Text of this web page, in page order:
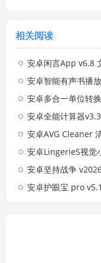
相关阅读
安卓闲言App v6.8
安卓智能有声书播
安卓多合一单位转
安卓全能计算器
安卓AVG Cleaner
安卓LingerieS视觉
安卓坚持战争
安卓护眼宝 pro